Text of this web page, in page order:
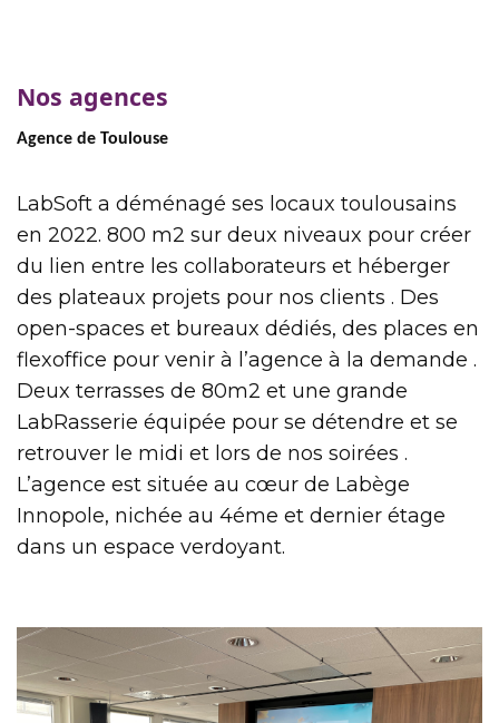
Nos agences
Agence de Toulouse
LabSoft a déménagé ses locaux toulousains
en 2022. 800 m2 sur deux niveaux pour créer
du lien entre les collaborateurs et héberger
des plateaux projets pour nos clients . Des
open-spaces et bureaux dédiés, des places en
flexoffice pour venir à l’agence à la demande .
Deux terrasses de 80m2 et une grande
LabRasserie équipée pour se détendre et se
retrouver le midi et lors de nos soirées .
L’agence est située au cœur de Labège
Innopole, nichée au 4éme et dernier étage
dans un espace verdoyant.